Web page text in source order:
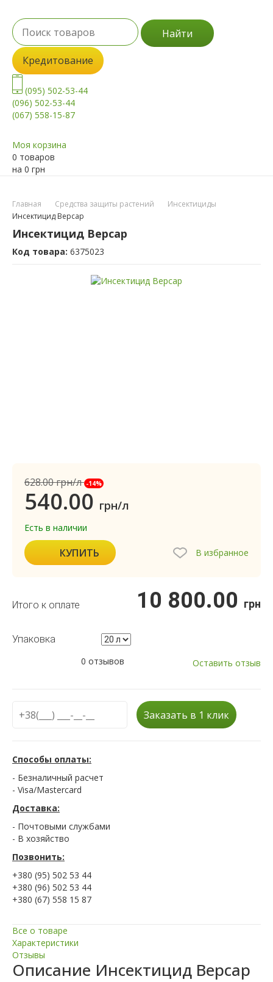
Найти
Кредитование
(095) 502-53-44
(096) 502-53-44
(067) 558-15-87
Моя корзина
0 товаров
на 0 грн
Главная Средства защиты растений
Инсектициды
Инсектицид Версар
Инсектицид Версар
Код товара: 6375023
628.00грн/л -14%
540.00 грн/л
Есть в наличии
КУПИТЬ В избранное
Итого к оплате 10 800.00 грн
Упаковка
0 отзывов
Оставить отзыв
Заказать в 1 клик
Способы оплаты:
- Безналичный расчет
- Visa/Mastercard
Доставка:
- Почтовыми службами
- В хозяйство
Позвонить:
+380 (95) 502 53 44
+380 (96) 502 53 44
+380 (67) 558 15 87
Все о товаре
Характеристики
Отзывы
Описание Инсектицид Версар